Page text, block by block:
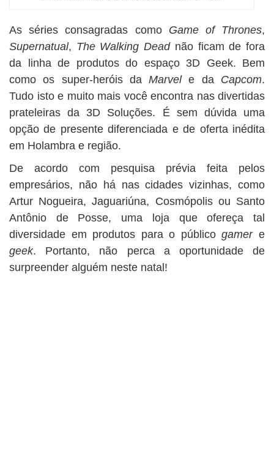
As séries consagradas como Game of Thrones,
Supernatual, The Walking Deadnão ficam de fora
da linha de produtos do espaço 3D Geek. Bem
como os super-heróis daMarvele da Capcom.
Tudo isto e muito mais você encontra nas divertidas
prateleiras da 3D Soluções. É sem dúvida uma
opção de presente diferenciada e de oferta inédita
em Holambra e região.
De acordo com pesquisa prévia feita pelos
empresários, não há nas cidades vizinhas, como
Artur Nogueira, Jaguariúna, Cosmópolis ou Santo
Antônio de Posse, uma loja que ofereça tal
diversidade em produtos para o públicogamere
geek. Portanto, não perca a oportunidade de
surpreender alguém neste natal!